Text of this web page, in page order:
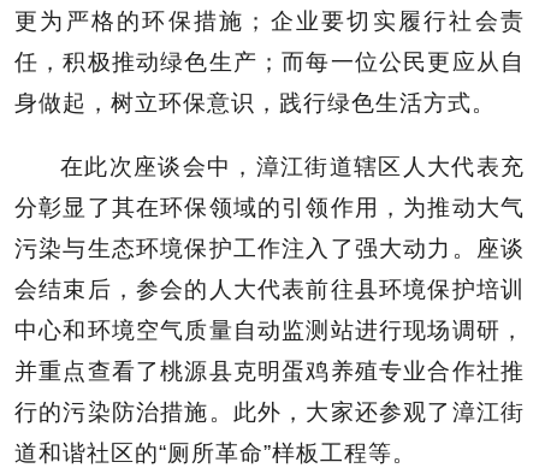
更为严格的环保措施；企业要切实履行社会责
任，积极推动绿色生产；而每一位公民更应从自
身做起，树立环保意识，践行绿色生活方式。
在此次座谈会中，漳江街道辖区人大代表充
分彰显了其在环保领域的引领作用，为推动大气
污染与生态环境保护工作注入了强大动力。座谈
会结束后，参会的人大代表前往县环境保护培训
中心和环境空气质量自动监测站进行现场调研，
并重点查看了桃源县克明蛋鸡养殖专业合作社推
行的污染防治措施。此外，大家还参观了漳江街
道和谐社区的“厕所革命”样板工程等。